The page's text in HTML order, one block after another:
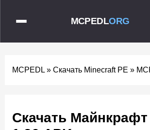
MCPEDLORG
MCPEDL » Скачать Minecraft PE »
Скачать Майнкрафт